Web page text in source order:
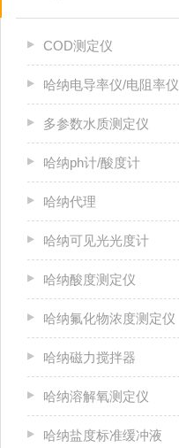
COD测定仪
哈纳电导率仪/电阻率仪
多参数水质测定仪
哈纳ph计/酸度计
哈纳代理
哈纳可见光光度计
哈纳酸度测定仪
哈纳氟化物浓度测定仪
哈纳磁力搅拌器
哈纳溶解氧测定仪
哈纳盐度标准缓冲液